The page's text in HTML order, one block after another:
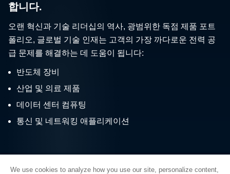
합니다.
오랜 혁신과 기술 리더십의 역사, 광범위한 독점 제품 포트
폴리오, 글로벌 기술 인재는 고객의 가장 까다로운 전력 공
급 문제를 해결하는 데 도움이 됩니다:
반도체 장비
산업 및 의료 제품
데이터 센터 컴퓨팅
통신 및 네트워킹 애플리케이션
We use cookies to analyze how you use our site, personalize content,